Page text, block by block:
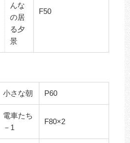
んな
の居
る夕
景
F50
小さな朝 P60
電車たち
－1
F80×2